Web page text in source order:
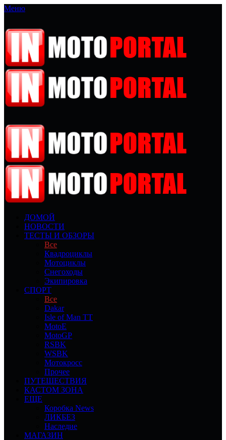
Меню
ДОМОЙ
НОВОСТИ
ТЕСТЫ И ОБЗОРЫ
Все
Квадроциклы
Мотоциклы
Снегоходы
Экипировка
СПОРТ
Все
Dakar
Isle of Man TT
MotoE
MotoGP
RSBK
WSBK
Мотокросс
Прочее
ПУТЕШЕСТВИЯ
КАСТОМ ЗОНА
ЕЩЕ
Коробка News
ЛИКБЕЗ
Наследие
МАГАЗИН